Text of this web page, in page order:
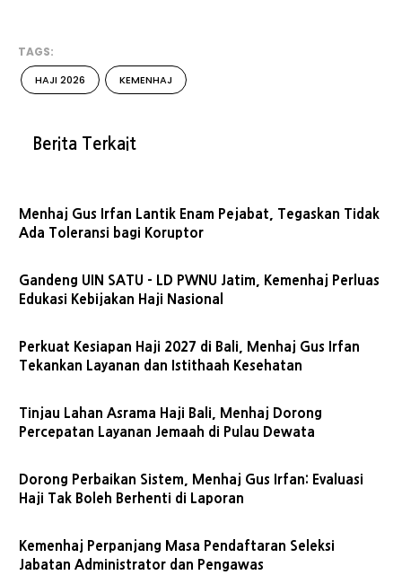
TAGS:
HAJI 2026 KEMENHAJ
Berita Terkait
Menhaj Gus Irfan Lantik Enam Pejabat, Tegaskan Tidak
Ada Toleransi bagi Koruptor
Gandeng UIN SATU - LD PWNU Jatim, Kemenhaj Perluas
Edukasi Kebijakan Haji Nasional
Perkuat Kesiapan Haji 2027 di Bali, Menhaj Gus Irfan
Tekankan Layanan dan Istithaah Kesehatan
Tinjau Lahan Asrama Haji Bali, Menhaj Dorong
Percepatan Layanan Jemaah di Pulau Dewata
Dorong Perbaikan Sistem, Menhaj Gus Irfan: Evaluasi
Haji Tak Boleh Berhenti di Laporan
Kemenhaj Perpanjang Masa Pendaftaran Seleksi
Jabatan Administrator dan Pengawas